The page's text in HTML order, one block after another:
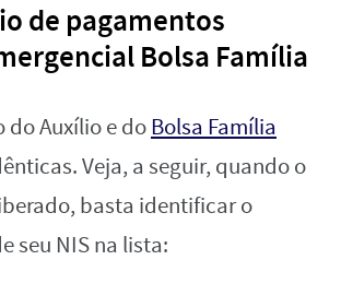
de pagamentos
Bolsa Família
do Auxílio e doBolsa Família
Veja, a seguir, quando o
basta identificar o
seu NIS na lista: